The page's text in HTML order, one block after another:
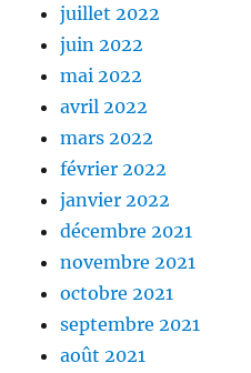
juillet 2022
juin 2022
mai 2022
avril 2022
mars 2022
février 2022
janvier 2022
décembre 2021
novembre 2021
octobre 2021
septembre 2021
août 2021